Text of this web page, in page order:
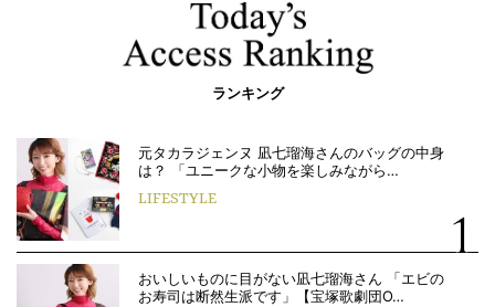
ランキング
元タカラジェンヌ 凪七瑠海さんのバッグの中身
は？ 「ユニークな小物を楽しみながら…
LIFESTYLE
おいしいものに目がない凪七瑠海さん 「エビの
お寿司は断然生派です」【宝塚歌劇団O…